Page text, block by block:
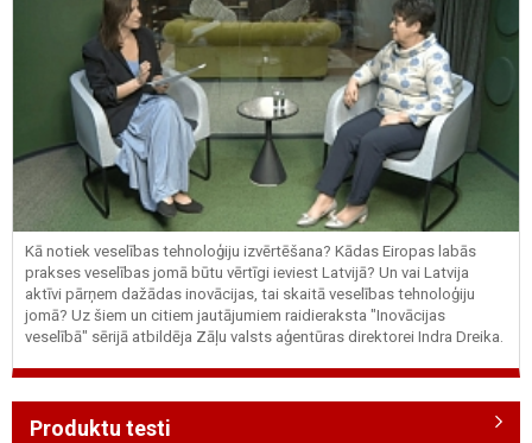
Kā notiek veselības tehnoloģiju izvērtēšana? Kādas Eiropas labās
prakses veselības jomā būtu vērtīgi ieviest Latvijā? Un vai Latvija
aktīvi pārņem dažādas inovācijas, tai skaitā veselības tehnoloģiju
jomā? Uz šiem un citiem jautājumiem raidieraksta "Inovācijas
veselībā" sērijā atbildēja Zāļu valsts aģentūras direktorei Indra Dreika.
Produktu testi